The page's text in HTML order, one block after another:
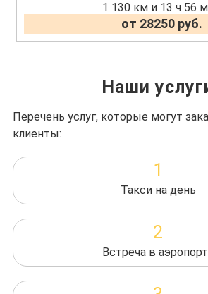
1 130 км и 13 ч 56
от 28250 руб.
Наши
Перечень услуг, которые могут
клиенты:
1
Такси на день
2
Встреча в